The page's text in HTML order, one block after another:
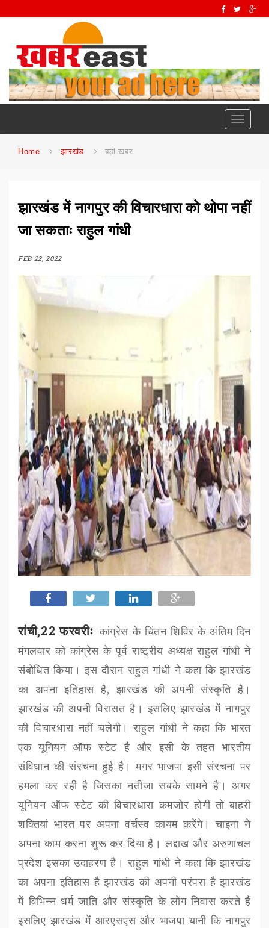
Toggle
Home झारखंड बड़ी खबर
झारखंड में नागपुर की विचारधारा को थोपा नहीं
जा सकताः राहुल गांधी
FEB 22, 2022
रांची,22 फरवरीः कांग्रेस के चिंतन शिविर के अंतिम दिन
मंगलवार को कांग्रेस के पूर्व राष्ट्रीय अध्यक्ष राहुल गांधी ने
संबोधित किया। इस दौरान राहुल गांधी ने कहा कि झारखंड
का अपना इतिहास है, झारखंड की अपनी संस्कृति है।
झारखंड की अपनी विरासत है। इसलिए झारखंड में नागपुर
की विचारधारा नहीं चलेगी। राहुल गांधी ने कहा कि भारत
एक यूनियन ऑफ स्टेट है और इसी के तहत भारतीय
संविधान की संरचना हुई है। मगर भाजपा इसी संरचना पर
हमला कर रही है जिसका नतीजा सबके सामने है। अगर
यूनियन ऑफ स्टेट की विचारधारा कमजोर होगी तो बाहरी
शक्तियां भारत पर अपना वर्चस्व कायम करेंगे। चाइना ने
अपना काम करना शुरू कर दिया है। लद्दाख और अरुणाचल
प्रदेश इसका उदाहरण है। राहुल गांधी ने कहा कि झारखंड
का अपना इतिहास है झारखंड की अपनी परंपरा है झारखंड
में विभिन्न धर्म जाति और संस्कृति के लोग निवास करते हैं
इसलिए झारखंड में आरएसएस और भाजपा यानी कि नागपुर